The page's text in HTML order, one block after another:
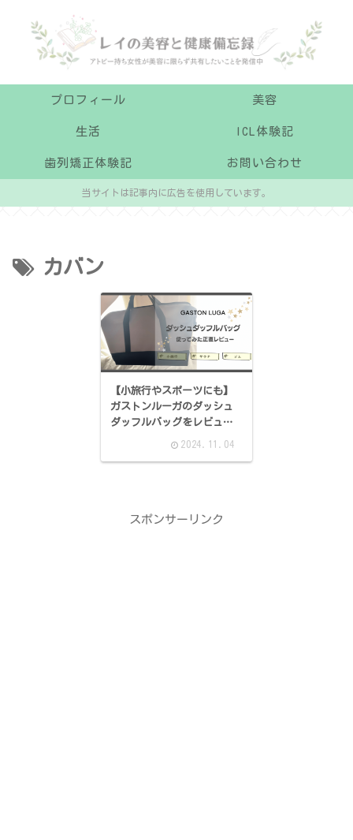
プロフィール 美容
生活 ICL体験記
歯列矯正体験記 お問い合わせ
当サイトは記事内に広告を使用しています。
カバン
【小旅行やスポーツにも】
ガストンルーガのダッシュ
ダッフルバッグをレビュ
2024.11.04
スポンサーリンク